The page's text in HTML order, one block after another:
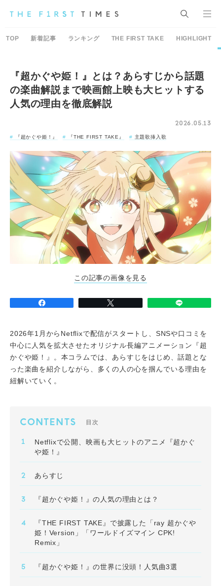
TOP 新着記事 ランキング THE FIRST TAKE HIGHLIGHT
『超かぐや姫！』とは？あらすじから話題
の楽曲解説まで映画館上映も大ヒットする
人気の理由を徹底解説
2026.05.13
『超かぐや姫！』 『THE FIRST TAKE』 主題歌挿入歌
この記事の画像を見る
2026年1月からNetflixで配信がスタートし、SNSや口コミを
中心に人気を拡大させたオリジナル長編アニメーション『超
かぐや姫！』。本コラムでは、あらすじをはじめ、話題とな
った楽曲を紹介しながら、多くの人の心を掴んでいる理由を
紐解いていく。
CONTENTS 目次
Netflixで公開、映画も⼤ヒットのアニメ『超かぐ
や姫！』
あらすじ
『超かぐや姫！』の人気の理由とは？
『THE FIRST TAKE』で披露した「ray 超かぐや
姫！Version」「ワールドイズマイン CPK!
Remix」
『超かぐや姫！』の世界に没頭！人気曲3選